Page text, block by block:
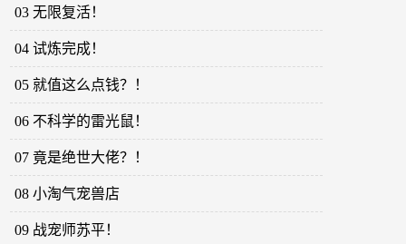
03 无限复活！
04 试炼完成！
05 就值这么点钱？！
06 不科学的雷光鼠！
07 竟是绝世大佬？！
08 小淘气宠兽店
09 战宠师苏平！